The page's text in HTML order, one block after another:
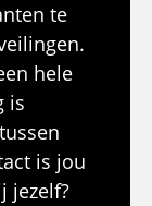
te
hele
is
is jou
jezelf?